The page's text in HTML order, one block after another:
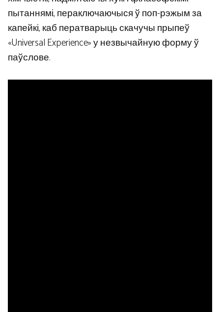
пытаннямі, пераключаючыся ў поп-рэжым за
капейкі, каб ператварыць скачучы прыпеў
«Universal Experience» у незвычайную форму ў
паўслове.